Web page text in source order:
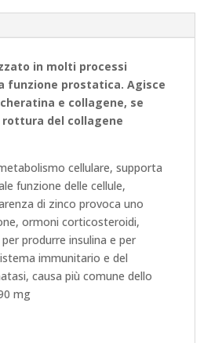
in molti processi
funzione prostatica. Agisce
e collagene, se
del collagene
cellulare, supporta
funzione delle cellule,
di zinco provoca uno
ormoni corticosteroidi,
produrre insulina e per
immunitario e del
causa più comune dello
mg